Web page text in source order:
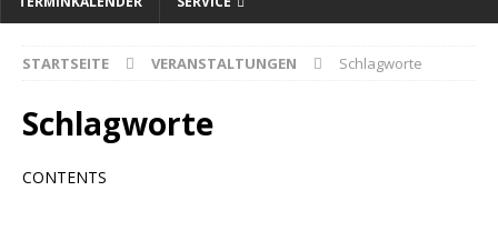
STARTSEITE VERANSTALTUNGEN Schlagworte
Schlagworte
CONTENTS